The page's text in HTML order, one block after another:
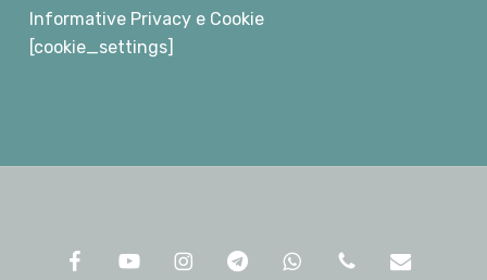
Informative Privacy e Cookie
[cookie_settings]
facebookyoutubeinstagramtelegramwhatsappphone email